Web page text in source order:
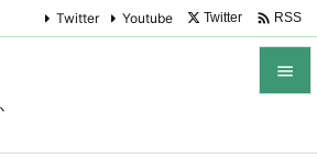

Twitter Youtube Twitter  RSS